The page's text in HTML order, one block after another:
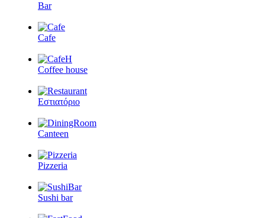
Bar
Cafe
Coffee house
Εστιατόριο
Canteen
Pizzeria
Sushi bar